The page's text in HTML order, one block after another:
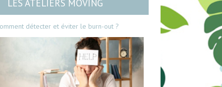
LES ATELIERS MOVING
détecter et éviter le burn-out ?